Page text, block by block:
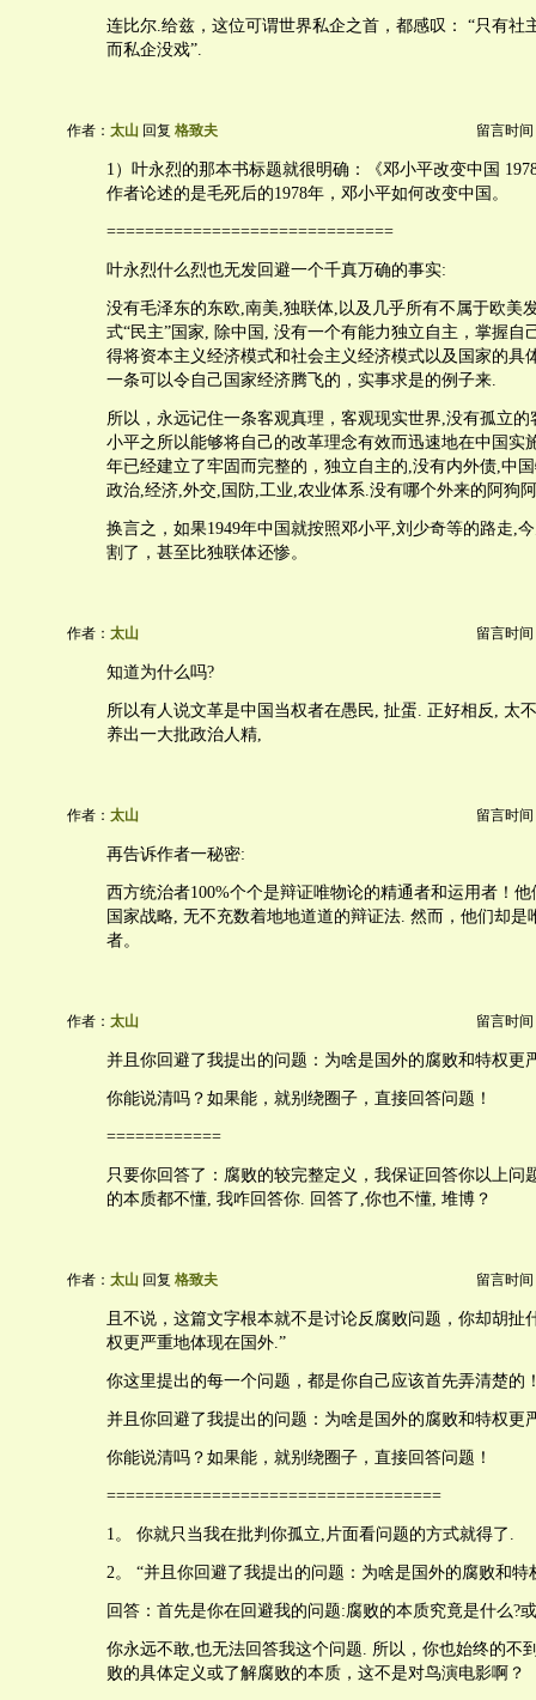
连比尔.给兹，这位可谓世界私企之首，都感叹： “只有社
而私企没戏”.
作者： 太山 回复 格致夫 留言时间
1）叶永烈的那本书标题就很明确：《邓小平改变中国
作者论述的是毛死后的1978年，邓小平如何改变中国。
==============================
叶永烈什么烈也无发回避一个千真万确的事实:
没有毛泽东的东欧,南美,独联体,以及几乎所有不属于欧美
式“民主”国家, 除中国, 没有一个有能力独立自主，掌握自
得将资本主义经济模式和社会主义经济模式以及国家的具
一条可以令自己国家经济腾飞的，实事求是的例子来.
所以，永远记住一条客观真理，客观现实世界,没有孤立
小平之所以能够将自己的改革理念有效而迅速地在中国实
年已经建立了牢固而完整的，独立自主的,没有内外债,中
政治,经济,外交,国防,工业,农业体系.没有哪个外来的阿狗
换言之，如果1949年中国就按照邓小平,刘少奇等的路走,
割了，甚至比独联体还惨。
作者： 太山 留言时间
知道为什么吗?
所以有人说文革是中国当权者在愚民, 扯蛋. 正好相反, 太
养出一大批政治人精,
作者： 太山 留言时间
再告诉作者一秘密:
西方统治者100%个个是辩证唯物论的精通者和运用者！
国家战略, 无不充数着地地道道的辩证法. 然而，他们却是
者。
作者： 太山 留言时间
并且你回避了我提出的问题：为啥是国外的腐败和特权更
你能说清吗？如果能，就别绕圈子，直接回答问题！
============
只要你回答了：腐败的较完整定义，我保证回答你以上问
的本质都不懂, 我咋回答你. 回答了,你也不懂, 堆博？
作者： 太山 回复 格致夫 留言时间
且不说，这篇文字根本就不是讨论反腐败问题，你却胡扯
权更严重地体现在国外.”
你这里提出的每一个问题，都是你自己应该首先弄清楚的
并且你回避了我提出的问题：为啥是国外的腐败和特权更
你能说清吗？如果能，就别绕圈子，直接回答问题！
===================================
1。 你就只当我在批判你孤立,片面看问题的方式就得了.
2。 “并且你回避了我提出的问题：为啥是国外的腐败和特
回答：首先是你在回避我的问题:腐败的本质究竟是什么?
你永远不敢,也无法回答我这个问题. 所以，你也始终的不
败的具体定义或了解腐败的本质，这不是对鸟演电影啊？